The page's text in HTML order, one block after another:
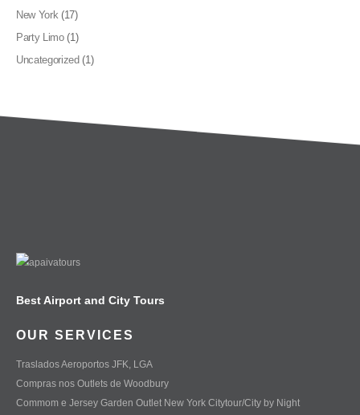
New York(17)
Party Limo(1)
Uncategorized (1)
Best Airport and City Tours
OUR SERVICES
Traslados Aeroportos JFK, LGA
Compras nos Outlets de Woodbury
Commom e Jersey Garden Outlet New York Citytour/City by Night